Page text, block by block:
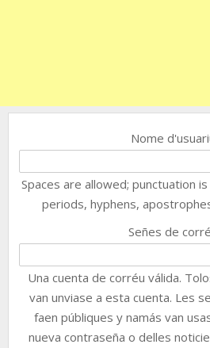
Nome
Spaces are allowed; punctuation
periods, hyphens,
Señes de
Una cuenta de corréu válida.
van unviase a esta cuenta. Les
faen públiques y namás van
nueva contraseña o delles